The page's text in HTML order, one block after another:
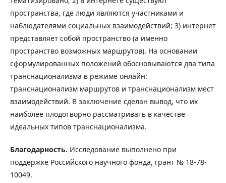
пространства, где люди являются участниками и
наблюдателями социальных взаимодействий; 3) интернет
представляет собой пространство (а именно
пространство возможных маршрутов). На основании
сформулированных положений обосновываются два типа
транснационализма в режиме онлайн:
транснационализм маршрутов и транснационализм мест
взаимодействий. В заключение сделан вывод, что их
наиболее плодотворно рассматривать в качестве
идеальных типов транснационализма.
Благодарность. Исследование выполнено при
поддержке Российского научного фонда, грант № 18-78-
10049.